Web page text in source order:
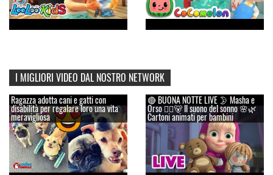
I MIGLIORI VIDEO DAL NOSTRO NETWORK
Ragazza adotta cani e gatti con
disabilità per regalare loro una vita
meravigliosa
🔴 BUONA NOTTE LIVE 🌛 Masha e
Orso 👱‍♀️🐻 Il suono del sonno 🌸🌿
Cartoni animati per bambini